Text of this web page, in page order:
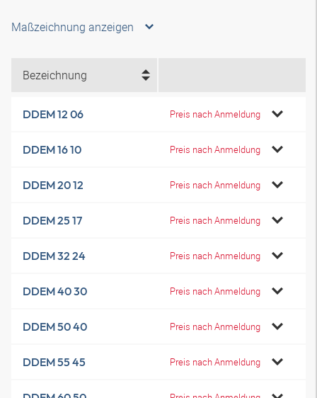
Maßzeichnung anzeigen
Bezeichnung
DDEM 12 06 Preis nach Anmeldung
DDEM 16 10 Preis nach Anmeldung
DDEM 20 12 Preis nach Anmeldung
DDEM 25 17 Preis nach Anmeldung
DDEM 32 24 Preis nach Anmeldung
DDEM 40 30 Preis nach Anmeldung
DDEM 50 40 Preis nach Anmeldung
DDEM 55 45 Preis nach Anmeldung